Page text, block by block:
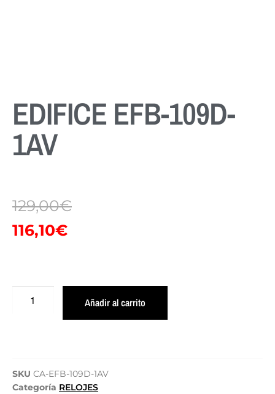
EDIFICE EFB-109D-
1AV
129,00€
116,10€
Añadir al carrito
SKU CA-EFB-109D-1AV
Categoría RELOJES